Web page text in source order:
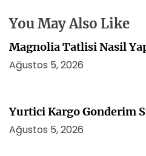
i
You May Also Like
Magnolia Tatlisi Nasil
Ağustos 5, 2026
Yurtici Kargo Gonderim
Ağustos 5, 2026